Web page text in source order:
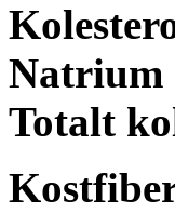
Natrium
Totalt